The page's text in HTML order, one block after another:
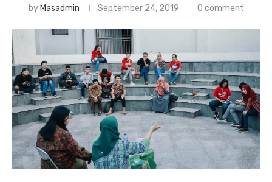
by Masadmin September 24, 2019 0 comment